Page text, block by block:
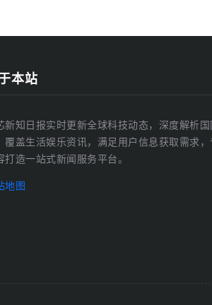
本站
新知日报实时更新全球科技动态，深度解析国
覆盖生活娱乐资讯，满足用户信息获取需求，
打造一站式新闻服务平台。
地图